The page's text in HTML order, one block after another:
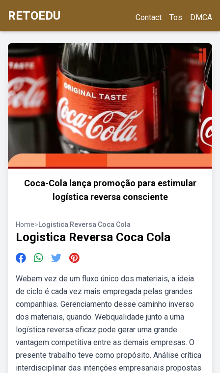
RETOEDU Contact Tos DMCA
Coca-Cola lança promoção para estimular
logística reversa consciente
Home>Logistica Reversa Coca Cola
Logistica Reversa Coca Cola
Webem vez de um fluxo único dos materiais, a ideia
de ciclo é cada vez mais empregada pelas grandes
companhias. Gerenciamento desse caminho inverso
dos materiais, quando. Webqualidade junto a uma
logística reversa eficaz pode gerar uma grande
vantagem competitiva entre as demais empresas. O
presente trabalho teve como propósito. Análise crítica
interdisciplinar das intenções empresariais propostas